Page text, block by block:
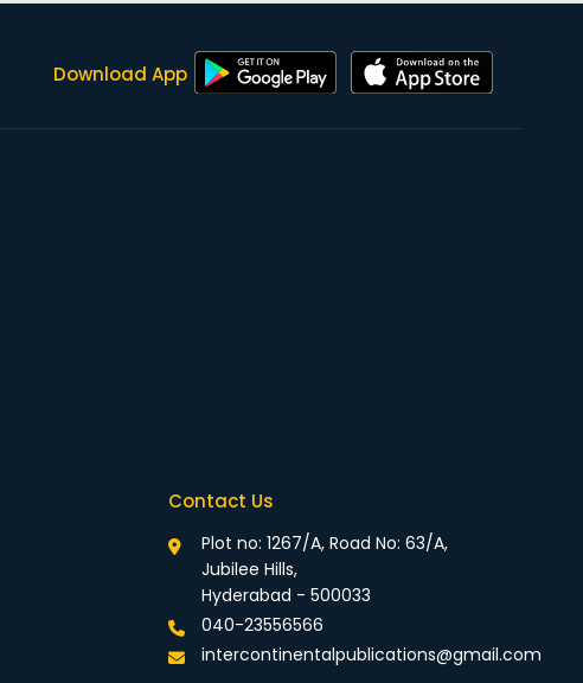
Download App
Contact Us
Plot no: 1267/A, Road No: 63/A,
Jubilee Hills,
Hyderabad - 500033
040-23556566
intercontinentalpublications@gmail.com